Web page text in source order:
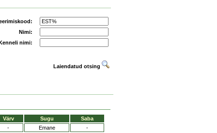
Nimi:
nimi:
Laiendatud otsing
Värv Sugu
Saba
- Emane -